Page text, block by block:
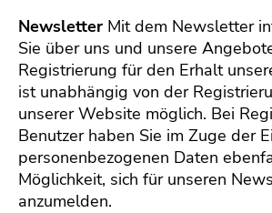
Newsletter Mit dem Newsletter
Sie über uns und unsere
Registrierung für den Erhalt
ist unabhängig von der
unserer Website möglich. Bei
Benutzer haben Sie im Zuge der
personenbezogenen Daten
Möglichkeit, sich für unseren
anzumelden.